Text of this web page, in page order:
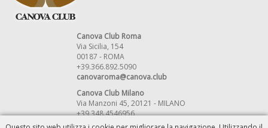
Canova Club Roma
Via Sicilia, 154
00187 - ROMA
+39.366.892.5090
canovaroma@canova.club
Canova Club Milano
Via Manzoni 45, 20121 - MILANO
+39 348.4546956
canovamilano@canova.club